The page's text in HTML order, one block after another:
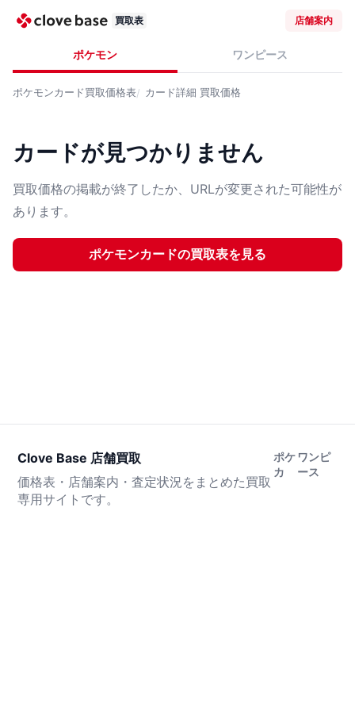
買取表 店舗案内
ポケモン ワンピース
ポケモンカード買取価格表 カード詳細 買取価格
カードが見つかりません
買取価格の掲載が終了したか、URLが変更された可能性が
あります。
ポケモンカードの買取表を見る
Clove Base 店舗買取
価格表・店舗案内・査定状況をまとめた買取
専用サイトです。
ポケ
カ
ワンピ
ース